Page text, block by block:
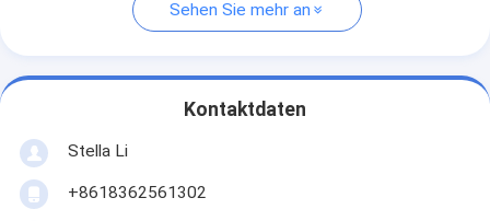
Sehen Sie mehr an
Kontaktdaten
Stella Li
+8618362561302